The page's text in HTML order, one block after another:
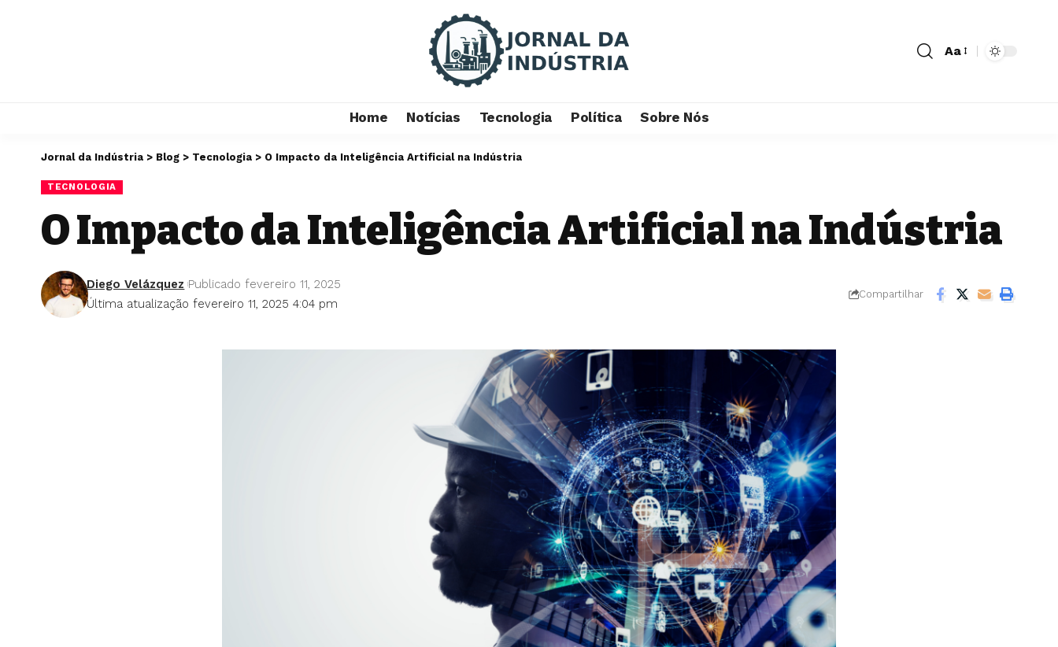
Aa
Home Notícias Tecnologia Política Sobre Nós
Jornal da Indústria > Blog > Tecnologia > O Impacto da Inteligência Artificial na Indústria
TECNOLOGIA
O Impacto da Inteligência Artificial na Indústria
Última atualização fevereiro 11, 2025 4:04 pm
Diego Velázquez Publicado fevereiro 11, 2025
Compartilhar